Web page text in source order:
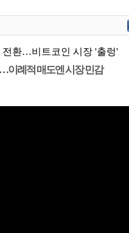
전환…비트코인 시장 '출렁'
이례적 매도엔 시장 민감